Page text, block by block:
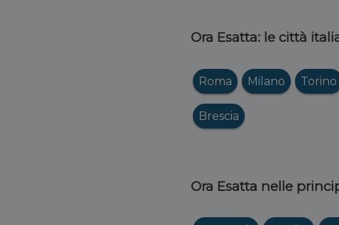
Ora Esatta: le città
Roma Milano Torino
Brescia
Ora Esatta nelle